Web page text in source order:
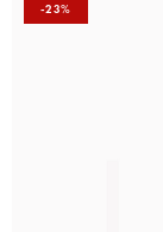
-23%